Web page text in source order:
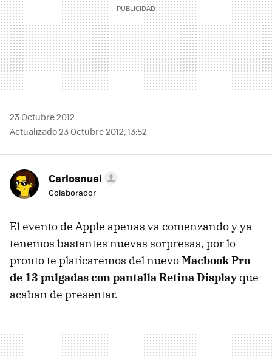
23 Octubre 2012
Actualizado 23 Octubre 2012, 13:52
Carlosnuel
Colaborador
El evento de Apple apenas va comenzando y ya
tenemos bastantes nuevas sorpresas, por lo
pronto te platicaremos del nuevoMacbook Pro
de 13 pulgadas con pantalla Retina Displayque
acaban de presentar.